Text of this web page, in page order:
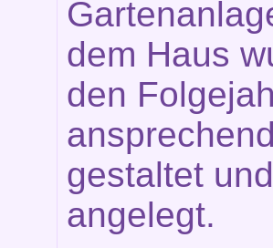
dem Haus
den
gestaltet und
angelegt.